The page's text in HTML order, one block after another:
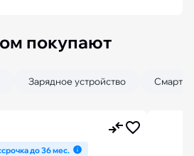
покупают
Зарядное устройство
до 36 мес.